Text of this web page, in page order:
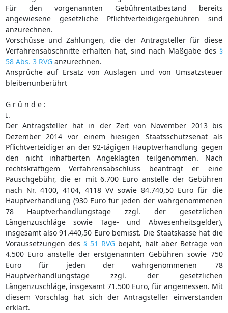
Für den vorgenannten Gebührentatbestand bereits
angewiesene gesetzliche Pflichtverteidigergebühren sind
anzurechnen.
Vorschüsse und Zahlungen, die der Antragsteller für diese
Verfahrensabschnitte erhalten hat, sind nach Maßgabe des §
58 Abs. 3 RVGanzurechnen.
Ansprüche auf Ersatz von Auslagen und von Umsatzsteuer
bleibenunberührt
G r ü n d e :
I.
Der Antragsteller hat in der Zeit von November 2013 bis
Dezember 2014 vor einem hiesigen Staatsschutzsenat als
Pflichtverteidiger an der 92-tägigen Hauptverhandlung gegen
den nicht inhaftierten Angeklagten teilgenommen. Nach
rechtskräftigem Verfahrensabschluss beantragt er eine
Pauschgebühr, die er mit 6.700 Euro anstelle der Gebühren
nach Nr. 4100, 4104, 4118 VV sowie 84.740,50 Euro für die
Hauptverhandlung (930 Euro für jeden der wahrgenommenen
78 Hauptverhandlungstage zzgl. der gesetzlichen
Längenzuschläge sowie Tage- und Abwesenheitsgelder),
insgesamt also 91.440,50 Euro bemisst. Die Staatskasse hat die
Voraussetzungen des § 51 RVGbejaht, hält aber Beträge von
4.500 Euro anstelle der erstgenannten Gebühren sowie 750
Euro für jeden der wahrgenommenen 78
Hauptverhandlungstage zzgl. der gesetzlichen
Längenzuschläge, insgesamt 71.500 Euro, für angemessen. Mit
diesem Vorschlag hat sich der Antragsteller einverstanden
erklärt.